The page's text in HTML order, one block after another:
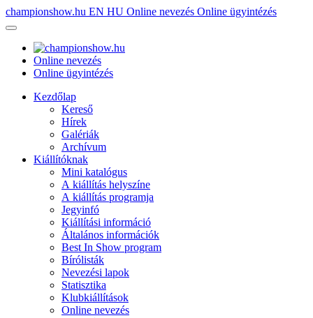
championshow.hu EN HU Online nevezés Online ügyintézés
Online nevezés
Online ügyintézés
Kezdőlap
Kereső
Hírek
Galériák
Archívum
Kiállítóknak
Mini katalógus
A kiállítás helyszíne
A kiállítás programja
Jegyinfó
Kiállítási információ
Általános információk
Best In Show program
Bírólisták
Nevezési lapok
Statisztika
Klubkiállítások
Online nevezés